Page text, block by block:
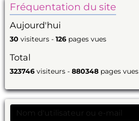
Fréquentation du site
Aujourd'hui
30 visiteurs - 126 pages vues
Total
323746 visiteurs - 880348 pages vues